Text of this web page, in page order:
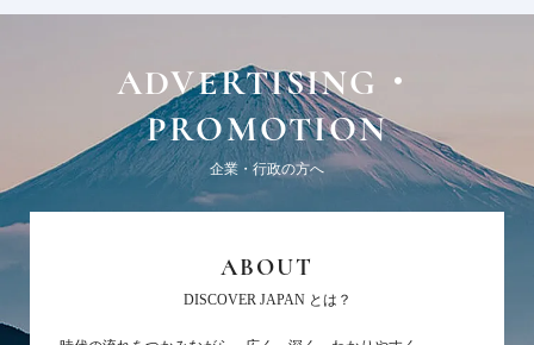
ADVERTISING・
PROMOTION
企業・行政の方へ
ABOUT
DISCOVER JAPAN とは？